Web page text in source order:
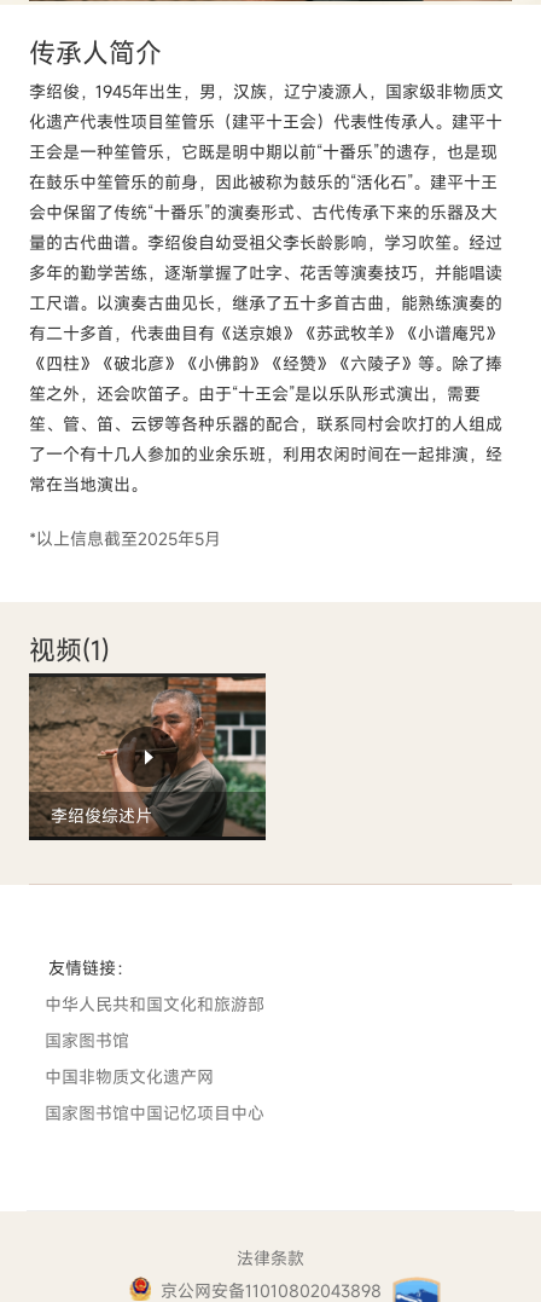
传承人简介
李绍俊，1945年出生，男，汉族，辽宁凌源人，国家级非物质文
化遗产代表性项目笙管乐（建平十王会）代表性传承人。建平十
王会是一种笙管乐，它既是明中期以前“十番乐”的遗存，也是现
在鼓乐中笙管乐的前身，因此被称为鼓乐的“活化石”。建平十王
会中保留了传统“十番乐”的演奏形式、古代传承下来的乐器及大
量的古代曲谱。李绍俊自幼受祖父李长龄影响，学习吹笙。经过
多年的勤学苦练，逐渐掌握了吐字、花舌等演奏技巧，并能唱读
工尺谱。以演奏古曲见长，继承了五十多首古曲，能熟练演奏的
有二十多首，代表曲目有《送京娘》《苏武牧羊》《小谱庵咒》
《四柱》《破北彦》《小佛韵》《经赞》《六陵子》等。除了捧
笙之外，还会吹笛子。由于“十王会”是以乐队形式演出，需要
笙、管、笛、云锣等各种乐器的配合，联系同村会吹打的人组成
了一个有十几人参加的业余乐班，利用农闲时间在一起排演，经
常在当地演出。
*以上信息截至2025年5月
视频(1)
李绍俊综述片
友情链接：
中华人民共和国文化和旅游部
国家图书馆
中国非物质文化遗产网
国家图书馆中国记忆项目中心
法律条款
京公网安备11010802043898